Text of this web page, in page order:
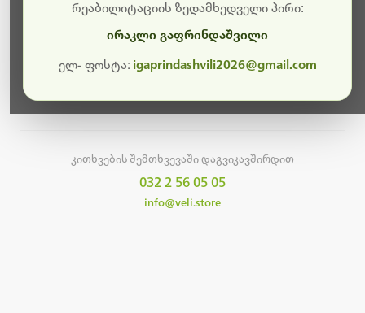
კითხვების შემთხვევაში დაგვიკავშირდით
032 2 56 05 05
info@veli.store
რეაბილიტაციის ზედამხედველი პირი:
ირაკლი გაფრინდაშვილი
ელ- ფოსტა: igaprindashvili2026@gmail.com